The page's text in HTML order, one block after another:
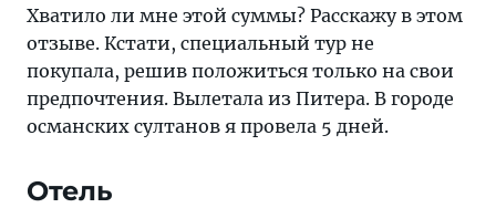
долго,
поэтому
с
Хватило ли мне этой суммы? Расскажу в этом
отзыве. Кстати, специальный тур не
покупала, решив положиться только на свои
предпочтения. Вылетала из Питера. В городе
османских султанов я провела 5 дней.
Отель